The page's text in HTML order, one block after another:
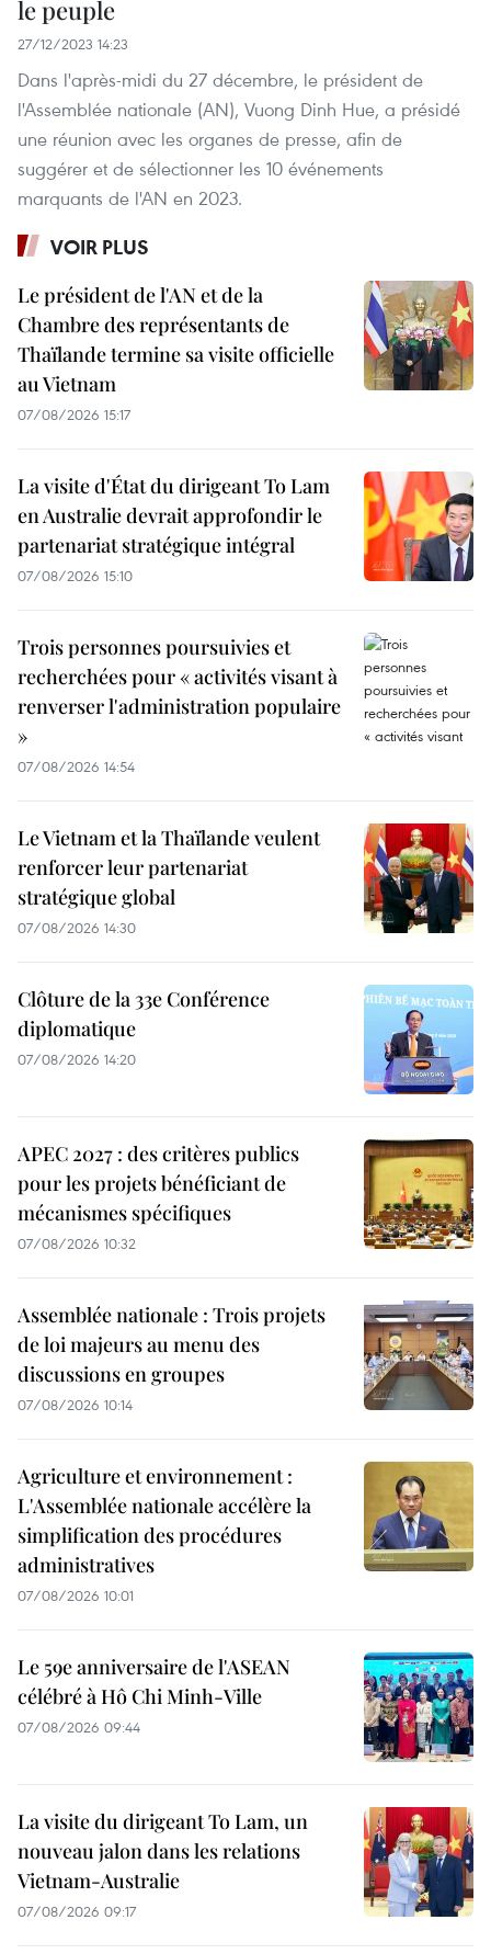
le peuple
27/12/2023 14:23
Dans l'après-midi du 27 décembre, le président de
l'Assemblée nationale (AN), Vuong Dinh Hue, a présidé
une réunion avec les organes de presse, afin de
suggérer et de sélectionner les 10 événements
marquants de l'AN en 2023.
VOIR PLUS
Le président de l'AN et de la
Chambre des représentants de
Thaïlande termine sa visite officielle
au Vietnam
07/08/2026 15:17
La visite d'État du dirigeant To Lam
en Australie devrait approfondir le
partenariat stratégique intégral
07/08/2026 15:10
Trois personnes poursuivies et
recherchées pour « activités visant à
renverser l'administration populaire
»
07/08/2026 14:54
Le Vietnam et la Thaïlande veulent
renforcer leur partenariat
stratégique global
07/08/2026 14:30
Clôture de la 33e Conférence
diplomatique
07/08/2026 14:20
APEC 2027 : des critères publics
pour les projets bénéficiant de
mécanismes spécifiques
07/08/2026 10:32
Assemblée nationale : Trois projets
de loi majeurs au menu des
discussions en groupes
07/08/2026 10:14
Agriculture et environnement :
L'Assemblée nationale accélère la
simplification des procédures
administratives
07/08/2026 10:01
Le 59e anniversaire de l'ASEAN
célébré à Hô Chi Minh-Ville
07/08/2026 09:44
La visite du dirigeant To Lam, un
nouveau jalon dans les relations
Vietnam-Australie
07/08/2026 09:17